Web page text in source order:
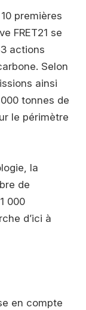
premières
FRET21 se
actions
Selon
ainsi
tonnes de
le périmètre
la
de
000
d’ici à
en compte